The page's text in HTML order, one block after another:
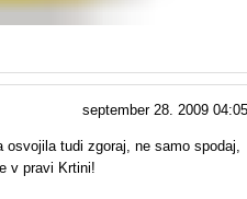
september 28. 2009 04:05
tudi zgoraj, ne samo spodaj,
v pravi Krtini!